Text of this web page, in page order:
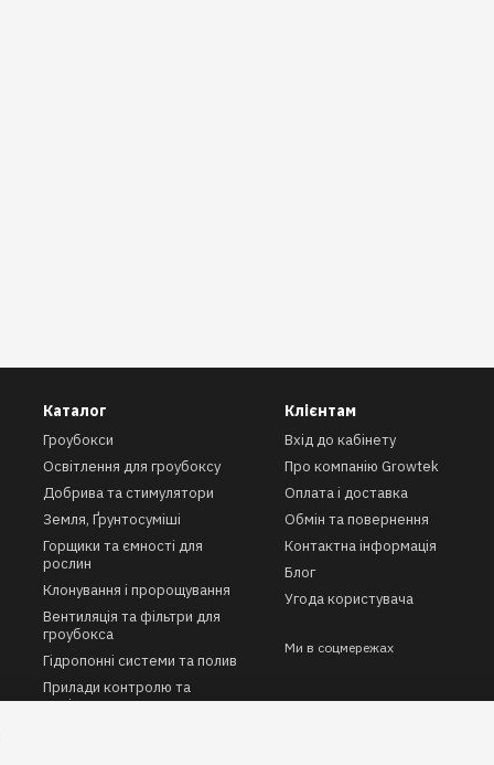
Каталог
Гроубокси
Освітлення для гроубоксу
Добрива та стимулятори
Земля, Ґрунтосуміші
Горщики та ємності для
рослин
Клонування і пророщування
Вентиляція та фільтри для
гроубокса
Гідропонні системи та полив
Прилади контролю та
вимірювання
Клієнтам
Вхід до кабінету
Про компанію Growtek
Оплата і доставка
Обмін та повернення
Контактна інформація
Блог
Угода користувача
Ми в соцмережах